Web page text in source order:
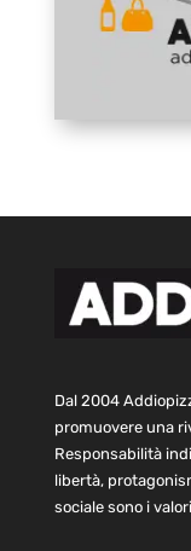
Dal 2004
promuovere una
Responsabilità
libertà,
sociale sono i